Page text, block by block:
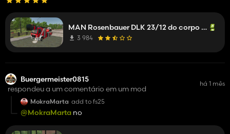
MAN Rosenbauer DLK 23/12 do corpo de bombeiros de Mittelberg
3 984
Buergermeister0815
respondeu a um comentário em um mod
há 1 mês
MokraMarta add to fs25
@MokraMarta no